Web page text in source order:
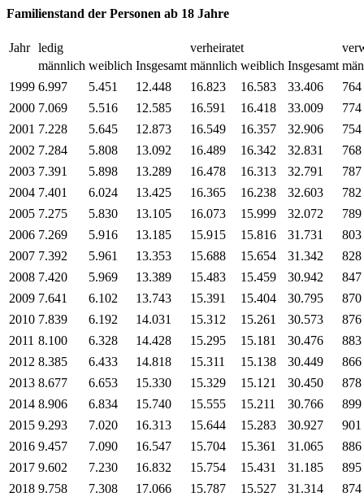
Familienstand der Personen ab 18 Jahre
Jahr ledig verheiratet
männlich weiblich Insgesamt männlich weiblich Insgesamt
1999 6.997 5.451 12.448 16.823 16.583 33.406
764
2000 7.069 5.516 12.585 16.591 16.418 33.009
774
2001 7.228 5.645 12.873 16.549 16.357 32.906
754
2002 7.284 5.808 13.092 16.489 16.342 32.831
768
2003 7.391 5.898 13.289 16.478 16.313 32.791
787
2004 7.401 6.024 13.425 16.365 16.238 32.603
782
2005 7.275 5.830 13.105 16.073 15.999 32.072
789
2006 7.269 5.916 13.185 15.915 15.816 31.731
803
2007 7.392 5.961 13.353 15.688 15.654 31.342
828
2008 7.420 5.969 13.389 15.483 15.459 30.942
847
2009 7.641 6.102 13.743 15.391 15.404 30.795
870
2010 7.839 6.192 14.031 15.312 15.261 30.573
876
2011 8.100 6.328 14.428 15.295 15.181 30.476
883
2012 8.385 6.433 14.818 15.311 15.138 30.449
866
2013 8.677 6.653 15.330 15.329 15.121 30.450
878
2014 8.906 6.834 15.740 15.555 15.211 30.766
899
2015 9.293 7.020 16.313 15.644 15.283 30.927
901
2016 9.457 7.090 16.547 15.704 15.361 31.065
886
2017 9.602 7.230 16.832 15.754 15.431 31.185
895
2018 9.758 7.308 17.066 15.787 15.527 31.314
874